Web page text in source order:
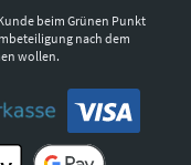
beim Grünen Punkt
nach dem
wollen.